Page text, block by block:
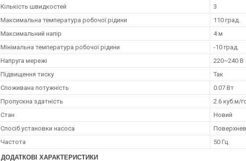
Кількість швидкостей
3
Максимальна температура робочої рідини
110 град.
Максимальний напір
4 м
Мінімальна температура робочої рідини
-10 град.
Напруга мережі
220~240 В
Підвищення тиску
Так
Споживана потужність
0.07 Вт
Пропускна здатність
2.6 куб.м/
Стан
Новий
Спосіб установки насоса
Частота
50 Гц
ДОДАТКОВІ ХАРАКТЕРИСТИКИ